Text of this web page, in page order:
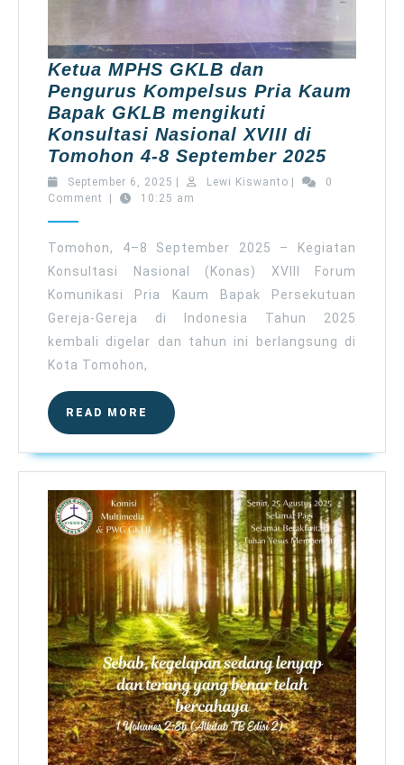
Ketua MPHS GKLB dan
Pengurus Kompelsus Pria Kaum
Bapak GKLB mengikuti
Konsultasi Nasional XVIII di
Tomohon 4-8 September 2025Ketua
MPHS
Kaum
Bapak
GKLB
di
4-
8
2025
September 6, 2025 September
6,
| Lewi KiswantoLewi
|
0
Comment
| 10:25 am
Tomohon, 4–8 September 2025 – Kegiatan
Konsultasi Nasional (Konas) XVIII Forum
Komunikasi Pria Kaum Bapak Persekutuan
Gereja-Gereja di Indonesia Tahun 2025
kembali digelar dan tahun ini berlangsung di
Kota Tomohon,
READ MORE
READ
MORE